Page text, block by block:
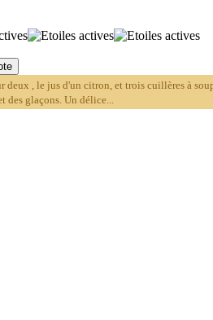
deux , le jus d'un citron, et trois cuillères à
des glaçons. Un délice...